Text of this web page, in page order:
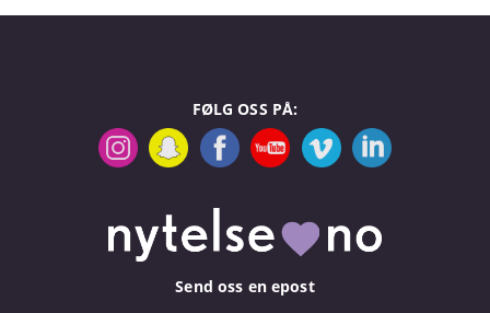
FØLG OSS PÅ:
Send oss en epost